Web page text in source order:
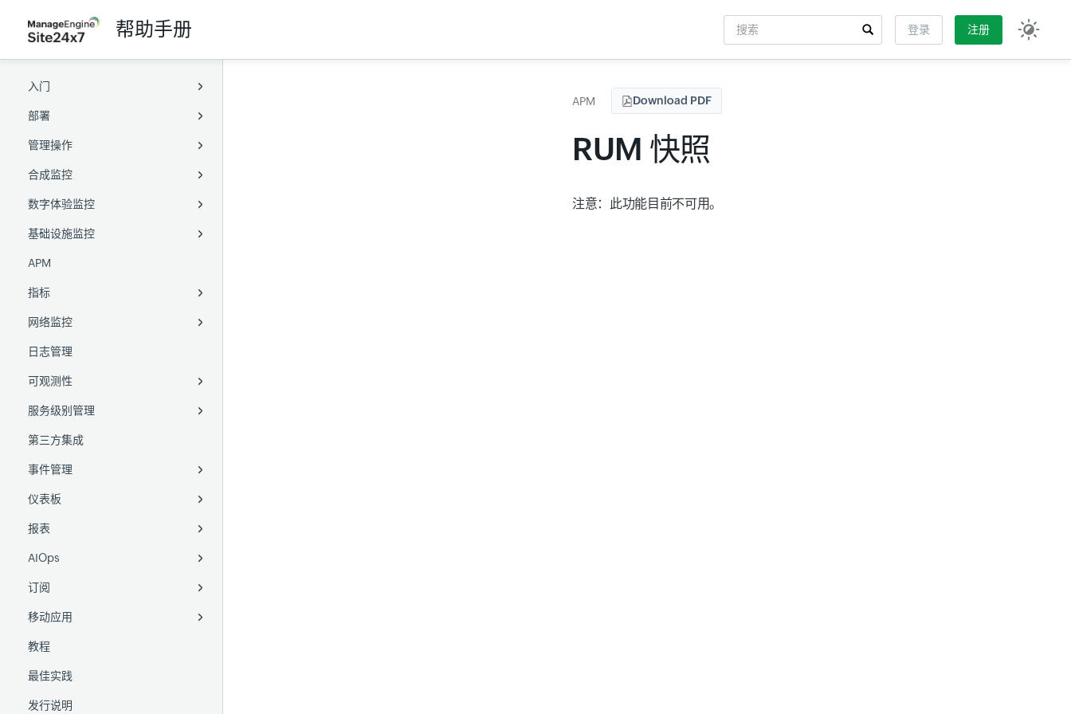
帮助手册
搜索
登录 注册
入门
概述
术语表
浏览 Site24x7
无障碍访问
用户管理
用户引导
用户与告警管理
基于角色的访问控制
部署
Full-Stack Agent
Windows Full-Stack Agent
Linux Full-Stack Agent
服务器监控 Agent
Windows
Active Directory
Azure VM Extension
Google Cloud
自定义服务器脚本
带托盘图标的 AD
System Center 配置管理器
Central
Linux
SaltStack
Ansible
SSH
Azure VM Extension
Google Cloud
Digital Ocean
Amazon Machine Image
ManageEngine Endpoint
Docker agent
APM agent
Java agent
.Net agent
PHP agent
Node.js agent
Go agent
Ruby agent
Python agent
数据导出器
本地轮询器
添加本地轮询器
SNMP 和 WMI
Kubernetes
AWS
Role ARN
CloudFormation IAM
AWS Control Tower
AWS IAM Identity Center
委派管理员
Azure
自定义应用程序
通过管理组使用自定义应用程序
现有应用程序
GCP
项目监控
Google Cloud 组织监控
日志采集
本地文件
远程文件
Windows 事件日志
Amazon S3
AWS Lambda
Azure Functions
从 GCP 转发日志
从 Cisco 交换机采集日志
日志采集器
Logstash
Fluentd
插件集成
即装即用插件
Linux 自定义插件
Windows 自定义插件
移动网络轮询器
OpenTelemetry
添加监视器
管理操作
配置
位置配置文件
通知配置文件
阈值与可用性
凭据配置文件
设置 OAuth 提供商
创建 JSON Web Token
配置规则
监视器组
健康检查
标签
容量规划
业务单元
MSP
合成监控
网站
全球监控站点
Web 事务（浏览器）
网页速度（浏览器）
API
数字体验监控
真实用户
网站
Web 事务（浏览器）
合成移动应用
Web 安全
移动 APM
基础设施监控
服务器
多云
阿里云
腾讯云
华为云
DigitalOcean
Akamai
AWS
Azure
GCP
OCI
容器
Kubernetes
DaemonSets
Helm chart
Sidecar 容器
GKE Autopilot
Openshift
Docker
虚拟服务器
备份监控
数据库
插件集成
APM
指标
Data Lake
网络监控
网络性能
NetFlow
网络配置管理
SDN 和 SD-WAN
Cisco Meraki
Cisco ACI
VMware VeloCloud
Cisco IPSLA
WAN RTT
VoIP
无线局域网控制器 (WLC)
IPAM
日志管理
可观测性
统一映射
分布式追踪
应用依赖映射
拓扑图
二层网络图
Meraki 地图视图
OpenAI 可观测性
服务级别管理
SLA
SLO
添加 SLO
了解 SLO 概念
SLO 指标
SLI
第三方集成
事件管理
计划维护
告警
告警日志
仪表板
自定义仪表板
运营仪表板
报表
监视器报表
监视器组报表
立即轮询报表
中断报表
自定义报表
FQDN 报表
AIOps
异常检测
预测
事件关联
GenAI 功能
MCP Server
订阅
许可证使用摘要
移动应用
Android
iOS
教程
最佳实践
发行说明
APM Download PDF
RUM 快照
注意： 此功能目前不可用。